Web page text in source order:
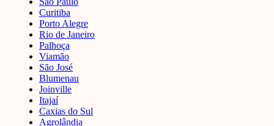
Curitiba
Porto Alegre
Rio de Janeiro
Palhoça
Viamão
São José
Blumenau
Joinville
Itajaí
Caxias do Sul
Agrolândia